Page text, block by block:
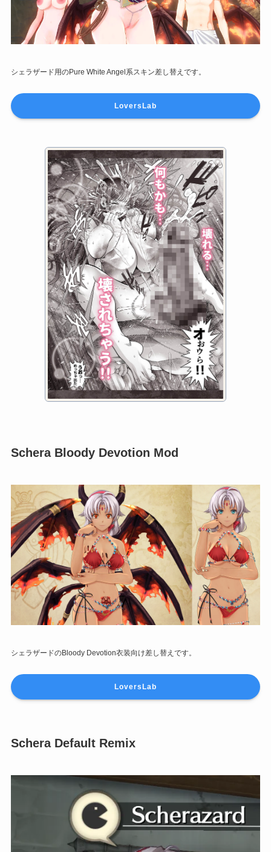
シェラザード用のPure White Angel系スキン差し替えです。
LoversLab
Schera Bloody Devotion Mod
シェラザードのBloody Devotion衣装向け差し替えです。
LoversLab
Schera Default Remix